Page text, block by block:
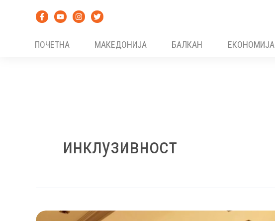
ПОЧЕТНА
МАКЕДОНИЈА БАЛКАН ЕКОНОМИЈА
инклузивност